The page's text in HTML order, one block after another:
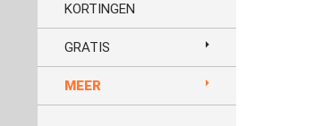
KORTINGEN
GRATIS
MEER